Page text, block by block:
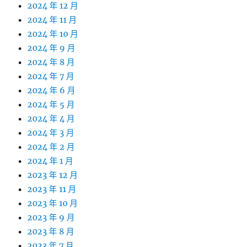
2024 年 12 月
2024 年 11 月
2024 年 10 月
2024 年 9 月
2024 年 8 月
2024 年 7 月
2024 年 6 月
2024 年 5 月
2024 年 4 月
2024 年 3 月
2024 年 2 月
2024 年 1 月
2023 年 12 月
2023 年 11 月
2023 年 10 月
2023 年 9 月
2023 年 8 月